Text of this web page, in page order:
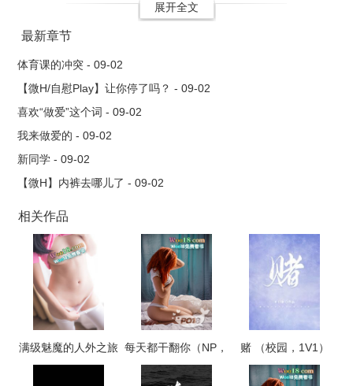
King，也成了你的王。免*费*首*发：ṕσ₁₈ṿ.ḉom [Ẅσσ₁₈.νɨρ]
展开全文
最新章节
体育课的冲突 - 09-02
【微H/自慰Play】让你停了吗？ - 09-02
喜欢“做爱”这个词 - 09-02
我来做爱的 - 09-02
新同学 - 09-02
【微H】内裤去哪儿了 - 09-02
相关作品
满级魅魔的人外之旅 每天都干翻你（NP，
高H）
赌 （校园，1V1）